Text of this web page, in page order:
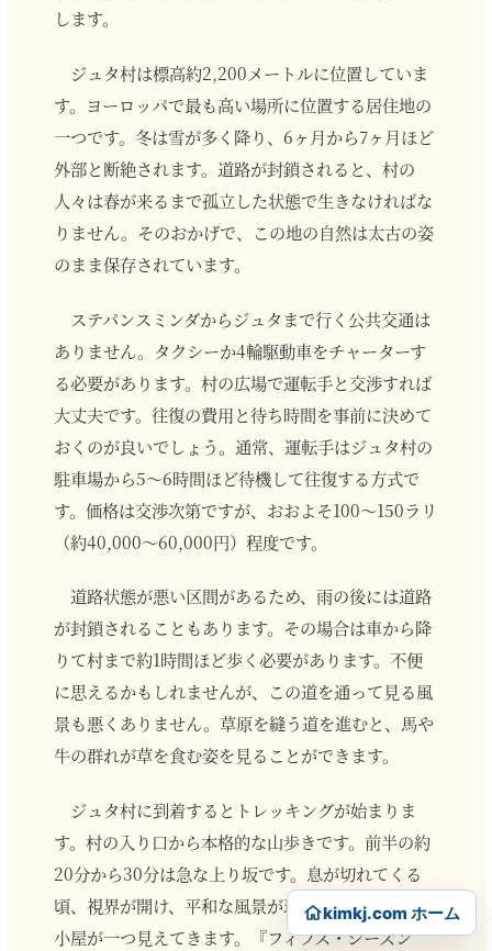
します。
ジュタ村は標高約2,200メートルに位置していま
す。ヨーロッパで最も高い場所に位置する居住地の
一つです。冬は雪が多く降り、6ヶ月から7ヶ月ほど
外部と断絶されます。道路が封鎖されると、村の
人々は春が来るまで孤立した状態で生きなければな
りません。そのおかげで、この地の自然は太古の姿
のまま保存されています。
ステパンスミンダからジュタまで行く公共交通は
ありません。タクシーか4輪駆動車をチャーターす
る必要があります。村の広場で運転手と交渉すれば
大丈夫です。往復の費用と待ち時間を事前に決めて
おくのが良いでしょう。通常、運転手はジュタ村の
駐車場から5〜6時間ほど待機して往復する方式で
す。価格は交渉次第ですが、おおよそ100〜150ラリ
（約40,000〜60,000円）程度です。
道路状態が悪い区間があるため、雨の後には道路
が封鎖されることもあります。その場合は車から降
りて村まで約1時間ほど歩く必要があります。不便
に思えるかもしれませんが、この道を通って見る風
景も悪くありません。草原を縫う道を進むと、馬や
牛の群れが草を食む姿を見ることができます。
ジュタ村に到着するとトレッキングが始まりま
す。村の入り口から本格的な山歩きです。前半の約
20分から30分は急な上り坂です。息が切れてくる
頃、視界が開け、平和な風景が現れます。そして山
小屋が一つ見えてきます。『フィフス・シーズン
kimkj.com ホーム